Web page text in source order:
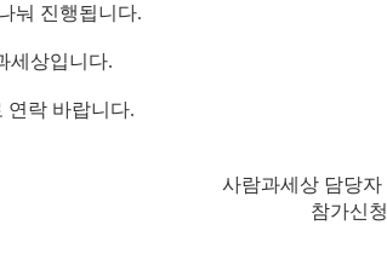
눠 진행됩니다.
세상입니다.
연락 바랍니다.
사람과세상 담당자
참가신청